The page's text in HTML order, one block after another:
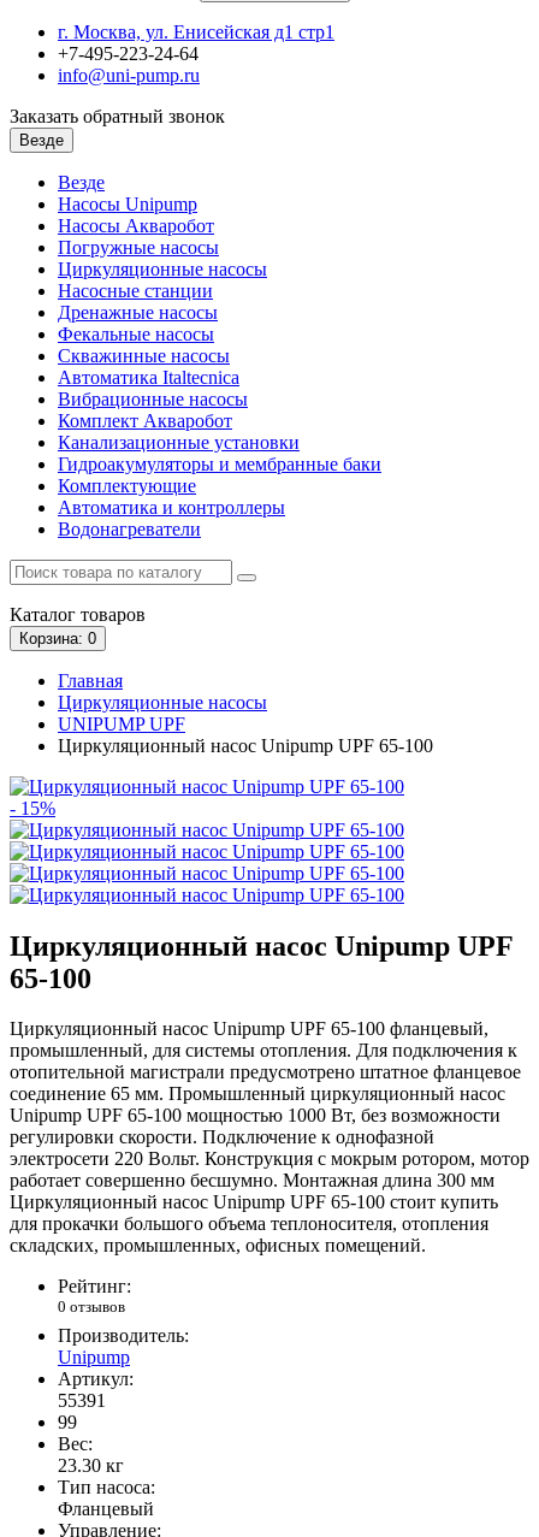
г. Москва, ул. Енисейская д1 стр1
+7-495-223-24-64
info@uni-pump.ru
Заказать обратный звонок
Везде
Везде
Насосы Unipump
Насосы Акваробот
Погружные насосы
Циркуляционные насосы
Насосные станции
Дренажные насосы
Фекальные насосы
Скважинные насосы
Автоматика Italtecnica
Вибрационные насосы
Комплект Акваробот
Канализационные установки
Гидроакумуляторы и мембранные баки
Комплектующие
Автоматика и контроллеры
Водонагреватели
Каталог товаров
Корзина: 0
Главная
Циркуляционные насосы
UNIPUMP UPF
Циркуляционный насос Unipump UPF 65-100
- 15%
Циркуляционный насос Unipump UPF
65-100
Циркуляционный насос Unipump UPF 65-100 фланцевый,
промышленный, для системы отопления. Для подключения к
отопительной магистрали предусмотрено штатное фланцевое
соединение 65 мм. Промышленный циркуляционный насос
Unipump UPF 65-100 мощностью 1000 Вт, без возможности
регулировки скорости. Подключение к однофазной
электросети 220 Вольт. Конструкция с мокрым ротором, мотор
работает совершенно бесшумно. Монтажная длина 300 мм
Циркуляционный насос Unipump UPF 65-100 стоит купить
для прокачки большого объема теплоносителя, отопления
складских, промышленных, офисных помещений.
Рейтинг:
0 отзывов
Производитель:
Unipump
Артикул:
55391
99
Вес:
23.30 кг
Тип насоса:
Фланцевый
Управление: